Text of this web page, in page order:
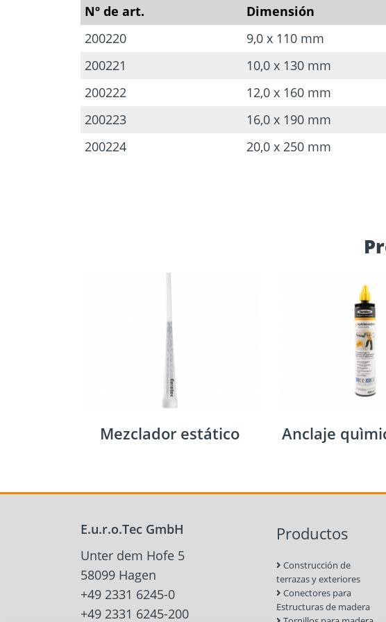
Herramientas y
accesorios
Anclajes para
hormigón y
mampostería
cálculo
Nº de art. Dimensión
200220
9,0 x 110 mm
200221
10,0 x 130 mm
200222
12,0 x 160 mm
200223
16,0 x 190 mm
200224
20,0 x 250 mm
Mezclador estático Anclaje
E.u.r.o.Tec GmbH
Unter dem Hofe 5
58099 Hagen
+49 2331 6245-0
+49 2331 6245-200
Productos
Construcción de
terrazas y exteriores
Conectores para
Estructuras de madera